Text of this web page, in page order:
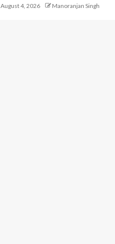
August 4, 2026 Manoranjan Singh